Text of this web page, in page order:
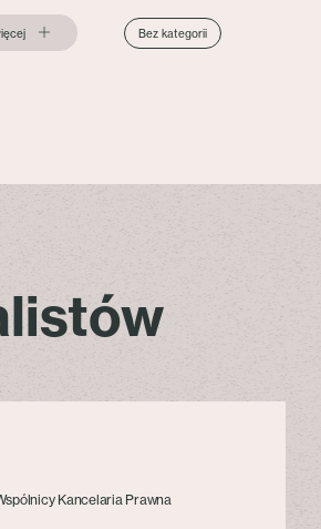
Bez kategorii
Kancelaria Prawna